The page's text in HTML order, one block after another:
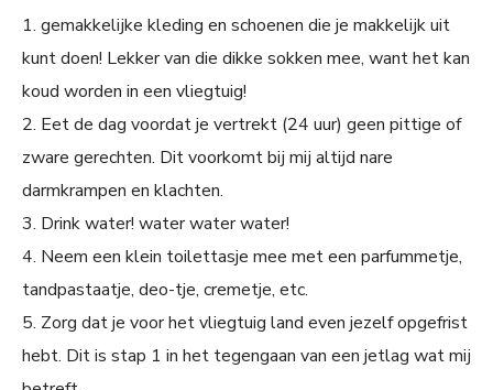
1. gemakkelijke kleding en schoenen die je makkelijk uit
kunt doen! Lekker van die dikke sokken mee, want het kan
koud worden in een vliegtuig!
2. Eet de dag voordat je vertrekt (24 uur) geen pittige of
zware gerechten. Dit voorkomt bij mij altijd nare
darmkrampen en klachten.
3. Drink water! water water water!
4. Neem een klein toilettasje mee met een parfummetje,
tandpastaatje, deo-tje, cremetje, etc.
5. Zorg dat je voor het vliegtuig land even jezelf opgefrist
hebt. Dit is stap 1 in het tegengaan van een jetlag wat mij